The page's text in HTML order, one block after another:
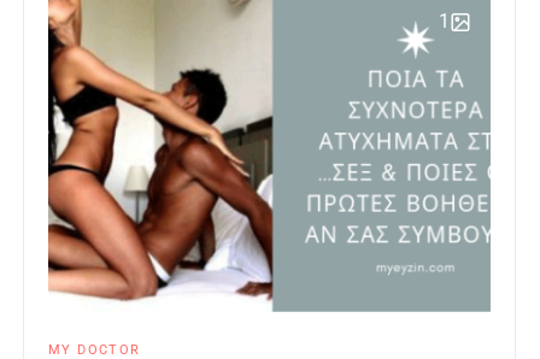
1
MY DOCTOR